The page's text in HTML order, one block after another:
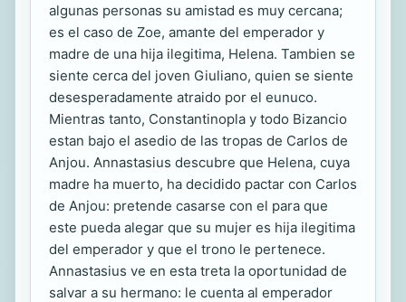
algunas personas su amistad es muy cercana;
es el caso de Zoe, amante del emperador y
madre de una hija ilegitima, Helena. Tambien se
siente cerca del joven Giuliano, quien se siente
desesperadamente atraido por el eunuco.
Mientras tanto, Constantinopla y todo Bizancio
estan bajo el asedio de las tropas de Carlos de
Anjou. Annastasius descubre que Helena, cuya
madre ha muerto, ha decidido pactar con Carlos
de Anjou: pretende casarse con el para que
este pueda alegar que su mujer es hija ilegitima
del emperador y que el trono le pertenece.
Annastasius ve en esta treta la oportunidad de
salvar a su hermano: le cuenta al emperador